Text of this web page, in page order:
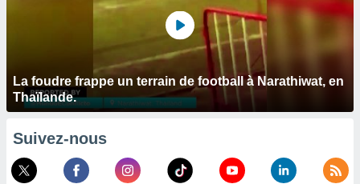
La foudre frappe un terrain de football à Narathiwat, en
Thaïlande.
Suivez-nous